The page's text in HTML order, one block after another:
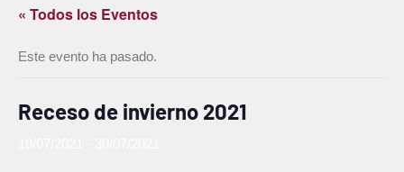
« Todos los Eventos
Este evento ha pasado.
Receso de invierno 2021